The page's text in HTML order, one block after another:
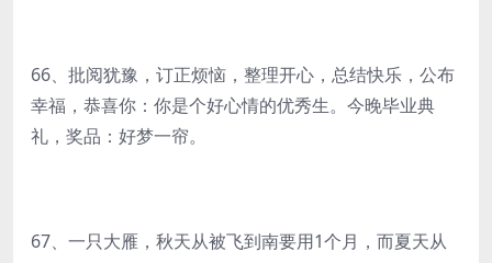
66、批阅犹豫，订正烦恼，整理开心，总结快乐，公布
幸福，恭喜你：你是个好心情的优秀生。今晚毕业典
礼，奖品：好梦一帘。
67、一只大雁，秋天从被飞到南要用1个月，而夏天从